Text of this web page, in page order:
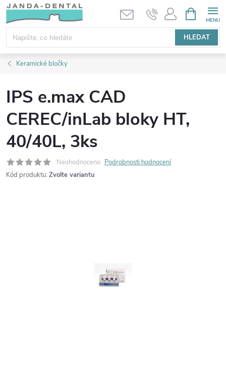
Přejít
obsah
HLEDAT
NÁKUPNÍ
KOŠÍK
Keramické bločky
IPS e.max CAD
CEREC/inLab bloky HT,
40/40L, 3ks
Neohodnoceno Podrobnosti hodnocení
Kód produktu: Zvolte variantu